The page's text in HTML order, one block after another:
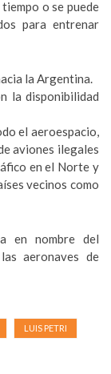
o se puede
para entrenar
la Argentina.
la disponibilidad
el aeroespacio,
aviones ilegales
en el Norte y
vecinos como
en nombre del
aeronaves de
LUIS PETRI